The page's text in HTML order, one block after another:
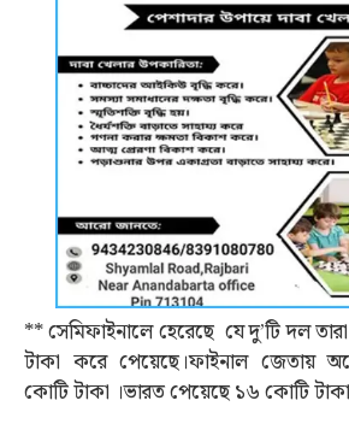
** সেমিফাইনালে হেরেছে যে দু’টি দল
টাকা করে পেয়েছে।ফাইনাল জেতায়
কোটি টাকা ।ভারত পেয়েছে ১৬ কোটি